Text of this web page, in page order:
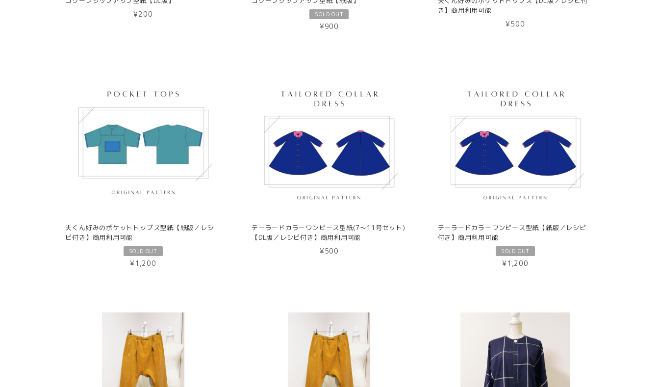
¥200 SOLD OUT
¥900
き】商用利用可能
¥500
夫くん好みのポケットトップス型紙【紙版／レシ
ピ付き】商用利用可能
SOLD OUT
¥1,200
テーラードカラーワンピース型紙(7〜11号セット)
【DL版／レシピ付き】商用利用可能
¥500
テーラードカラーワンピース型紙【紙版／レシピ
付き】商用利用可能
SOLD OUT
¥1,200